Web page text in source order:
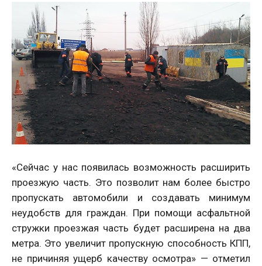
«Сейчас у нас появилась возможность расширить
проезжую часть. Это позволит нам более быстро
пропускать автомобили и создавать минимум
неудобств для граждан. При помощи асфальтной
стружки проезжая часть будет расширена на два
метра. Это увеличит пропускную способность КПП,
не причиняя ущерб качеству осмотра» — отметил